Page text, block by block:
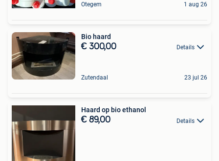
Otegem 1 aug 26
Bio haard
€ 300,00 Details
Zutendaal 23 jul 26
Haard op bio ethanol
€ 89,00 Details